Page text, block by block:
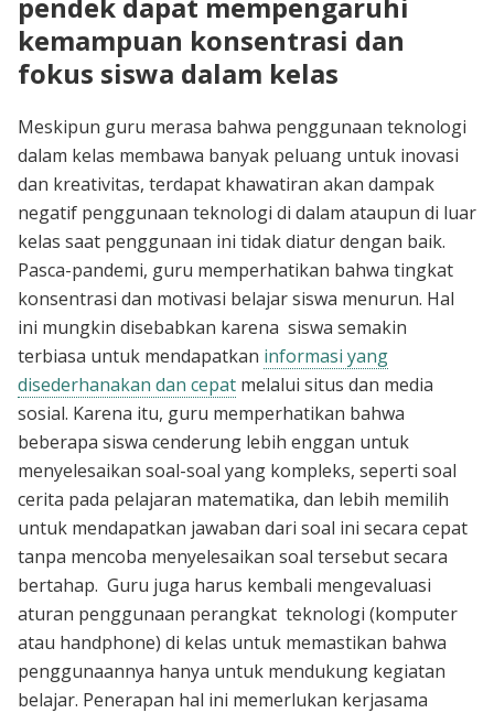
kemampuan konsentrasi dan
fokus siswa dalam kelas
Meskipun guru merasa bahwa penggunaan teknologi
dalam kelas membawa banyak peluang untuk inovasi
dan kreativitas, terdapat khawatiran akan dampak
negatif penggunaan teknologi di dalam ataupun di luar
kelas saat penggunaan ini tidak diatur dengan baik.
Pasca-pandemi, guru memperhatikan bahwa tingkat
konsentrasi dan motivasi belajar siswa menurun. Hal
ini mungkin disebabkan karena siswa semakin
terbiasa untuk mendapatkan informasi yang
disederhanakan dan cepat melalui situs dan media
sosial. Karena itu, guru memperhatikan bahwa
beberapa siswa cenderung lebih enggan untuk
menyelesaikan soal-soal yang kompleks, seperti soal
cerita pada pelajaran matematika, dan lebih memilih
untuk mendapatkan jawaban dari soal ini secara cepat
tanpa mencoba menyelesaikan soal tersebut secara
bertahap. Guru juga harus kembali mengevaluasi
aturan penggunaan perangkat teknologi (komputer
atau handphone) di kelas untuk memastikan bahwa
penggunaannya hanya untuk mendukung kegiatan
belajar. Penerapan hal ini memerlukan kerjasama